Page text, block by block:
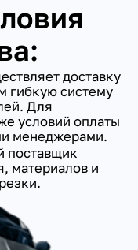
доставку
гибкую систему
Для
условий оплаты
менеджерами.
материалов и